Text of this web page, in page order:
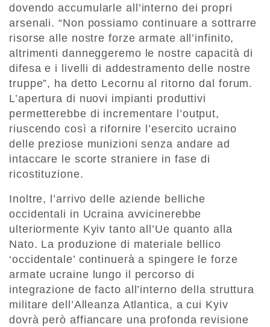
dovendo accumularle all’interno dei propri
arsenali. “Non possiamo continuare a sottrarre
risorse alle nostre forze armate all’infinito,
altrimenti danneggeremo le nostre capacità di
difesa e i livelli di addestramento delle nostre
truppe”, ha detto Lecornu al ritorno dal forum.
L’apertura di nuovi impianti produttivi
permetterebbe di incrementare l’output,
riuscendo così a rifornire l’esercito ucraino
delle preziose munizioni senza andare ad
intaccare le scorte straniere in fase di
ricostituzione.
Inoltre, l’arrivo delle aziende belliche
occidentali in Ucraina avvicinerebbe
ulteriormente Kyiv tanto all’Ue quanto alla
Nato. La produzione di materiale bellico
‘occidentale’ continuerà a spingere le forze
armate ucraine lungo il percorso di
integrazione de facto all’interno della struttura
militare dell’Alleanza Atlantica, a cui Kyiv
dovrà però affiancare una profonda revisione